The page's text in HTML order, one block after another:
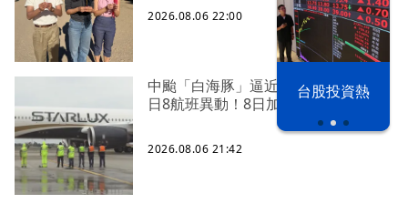
以色列 穹頂
之下
台股投資熱
2026.08.06 22:00
中颱「白海豚」逼近北台灣 星宇台
日8航班異動！8日加開疏運
2026.08.06 21:42